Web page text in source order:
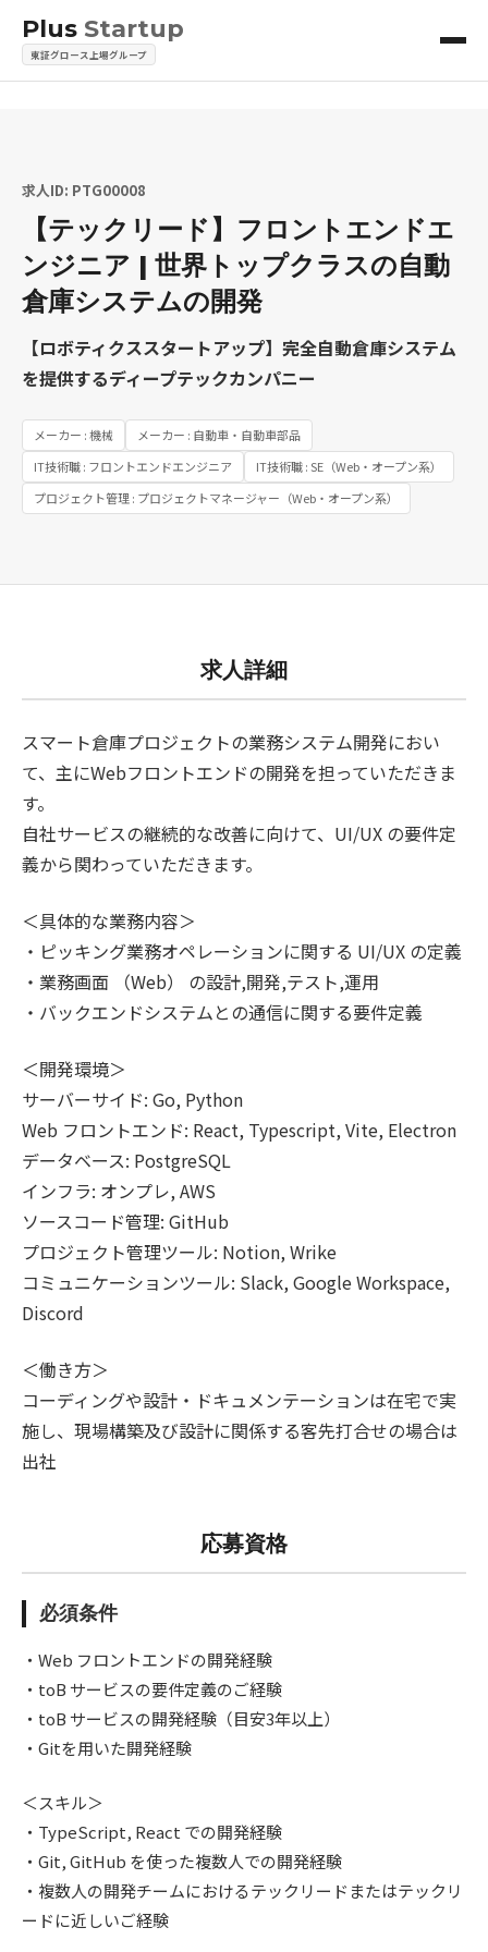
Plus Startup
東証グロース上場グループ
求人ID: PTG00008
【テックリード】フロントエンドエ
ンジニア | 世界トップクラスの自動
倉庫システムの開発
【ロボティクススタートアップ】完全自動倉庫システム
を提供するディープテックカンパニー
メーカー : 機械
メーカー : 自動車・自動車部品
IT技術職 : フロントエンドエンジニア
IT技術職 : SE（Web・オープン系）
プロジェクト管理 : プロジェクトマネージャー（Web・オープン系）
求人詳細
スマート倉庫プロジェクトの業務システム開発におい
て、主にWebフロントエンドの開発を担っていただきま
す。
自社サービスの継続的な改善に向けて、UI/UX の要件定
義から関わっていただきます。
＜具体的な業務内容＞
・ピッキング業務オペレーションに関する UI/UX の定義
・業務画面 （Web） の設計,開発,テスト,運用
・バックエンドシステムとの通信に関する要件定義
＜開発環境＞
サーバーサイド: Go, Python
Web フロントエンド: React, Typescript, Vite, Electron
データベース: PostgreSQL
インフラ: オンプレ, AWS
ソースコード管理: GitHub
プロジェクト管理ツール: Notion, Wrike
コミュニケーションツール: Slack, Google Workspace,
Discord
＜働き方＞
コーディングや設計・ドキュメンテーションは在宅で実
施し、現場構築及び設計に関係する客先打合せの場合は
出社
応募資格
必須条件
・Web フロントエンドの開発経験
・toB サービスの要件定義のご経験
・toB サービスの開発経験（目安3年以上）
・Gitを用いた開発経験
＜スキル＞
・TypeScript, React での開発経験
・Git, GitHub を使った複数人での開発経験
・複数人の開発チームにおけるテックリードまたはテックリ
ードに近しいご経験